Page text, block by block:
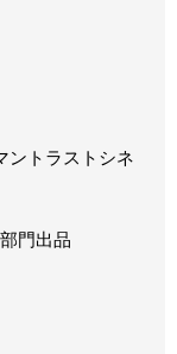
ントラストシネ
門出品